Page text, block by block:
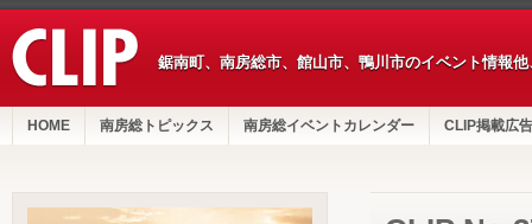
鋸南町、南房総市、館山市、鴨川市のイベント情報
HOME 南房総トピックス 南房総イベントカレンダー CLIP掲載広告